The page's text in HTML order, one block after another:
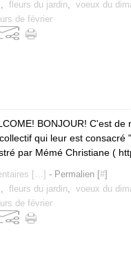
, fleurs du jardin, voeux du
de février
BONJOUR! C'est
qui leur est consacré
par Mémé Christiane (
[ …] - Permalien [#]
, fleurs du jardin, voeux du
de février